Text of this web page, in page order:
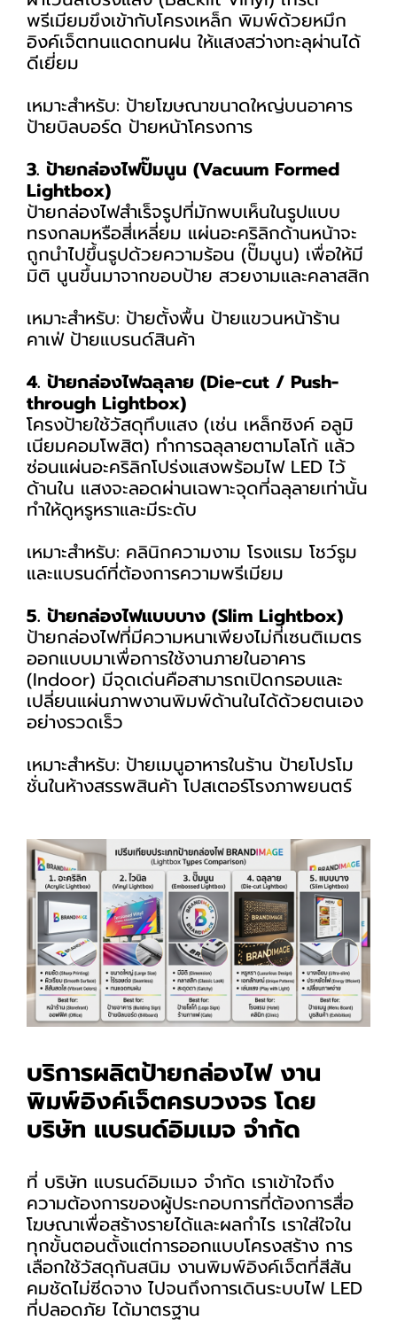
พรีเมียมขึงเข้ากับโครงเหล็ก พิมพ์ด้วยหมึก
อิงค์เจ็ตทนแดดทนฝน ให้แสงสว่างทะลุผ่านได้
ดีเยี่ยม
เหมาะสำหรับ: ป้ายโฆษณาขนาดใหญ่บนอาคาร
ป้ายบิลบอร์ด ป้ายหน้าโครงการ
3. ป้ายกล่องไฟปั๊มนูน (Vacuum Formed
Lightbox)
ป้ายกล่องไฟสำเร็จรูปที่มักพบเห็นในรูปแบบ
ทรงกลมหรือสี่เหลี่ยม แผ่นอะคริลิกด้านหน้าจะ
ถูกนำไปขึ้นรูปด้วยความร้อน (ปั๊มนูน) เพื่อให้มี
มิติ นูนขึ้นมาจากขอบป้าย สวยงามและคลาสสิก
เหมาะสำหรับ: ป้ายตั้งพื้น ป้ายแขวนหน้าร้าน
คาเฟ่ ป้ายแบรนด์สินค้า
4. ป้ายกล่องไฟฉลุลาย (Die-cut / Push-
through Lightbox)
โครงป้ายใช้วัสดุทึบแสง (เช่น เหล็กซิงค์ อลูมิ
เนียมคอมโพสิต) ทำการฉลุลายตามโลโก้ แล้ว
ซ่อนแผ่นอะคริลิกโปร่งแสงพร้อมไฟ LED ไว้
ด้านใน แสงจะลอดผ่านเฉพาะจุดที่ฉลุลายเท่านั้น
ทำให้ดูหรูหราและมีระดับ
เหมาะสำหรับ: คลินิกความงาม โรงแรม โชว์รูม
และแบรนด์ที่ต้องการความพรีเมียม
5. ป้ายกล่องไฟแบบบาง (Slim Lightbox)
ป้ายกล่องไฟที่มีความหนาเพียงไม่กี่เซนติเมตร
ออกแบบมาเพื่อการใช้งานภายในอาคาร
(Indoor) มีจุดเด่นคือสามารถเปิดกรอบและ
เปลี่ยนแผ่นภาพงานพิมพ์ด้านในได้ด้วยตนเอง
อย่างรวดเร็ว
เหมาะสำหรับ: ป้ายเมนูอาหารในร้าน ป้ายโปรโม
ชั่นในห้างสรรพสินค้า โปสเตอร์โรงภาพยนตร์
บริการผลิตป้ายกล่องไฟ งาน
พิมพ์อิงค์เจ็ตครบวงจร โดย
บริษัท แบรนด์อิมเมจ จำกัด
ที่ บริษัท แบรนด์อิมเมจ จำกัด เราเข้าใจถึง
ความต้องการของผู้ประกอบการที่ต้องการสื่อ
โฆษณาเพื่อสร้างรายได้และผลกำไร เราใส่ใจใน
ทุกขั้นตอนตั้งแต่การออกแบบโครงสร้าง การ
เลือกใช้วัสดุกันสนิม งานพิมพ์อิงค์เจ็ตที่สีสัน
คมชัดไม่ซีดจาง ไปจนถึงการเดินระบบไฟ LED
ที่ปลอดภัย ได้มาตรฐาน